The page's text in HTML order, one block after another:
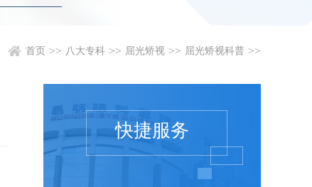
首页 >> 八大专科 >> 屈光矫视 >> 屈光矫视科普 >>
快捷服务